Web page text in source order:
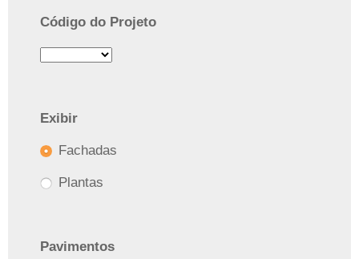
Código do Projeto
Exibir
Fachadas
Plantas
Pavimentos